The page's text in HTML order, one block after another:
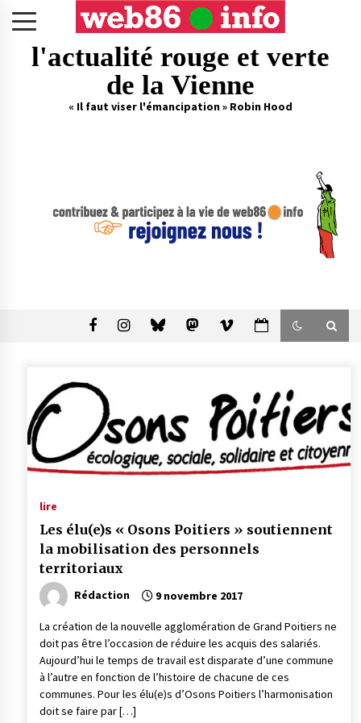
l'actualité rouge et verte
de la Vienne
« Il faut viser l'émancipation » Robin Hood
lire
Les élu(e)s « Osons Poitiers » soutiennent
la mobilisation des personnels
territoriaux
Rédaction 9 novembre 2017
La création de la nouvelle agglomération de Grand Poitiers ne
doit pas être l’occasion de réduire les acquis des salariés.
Aujourd’hui le temps de travail est disparate d’une commune
à l’autre en fonction de l’histoire de chacune de ces
communes. Pour les élu(e)s d’Osons Poitiers l’harmonisation
doit se faire par […]